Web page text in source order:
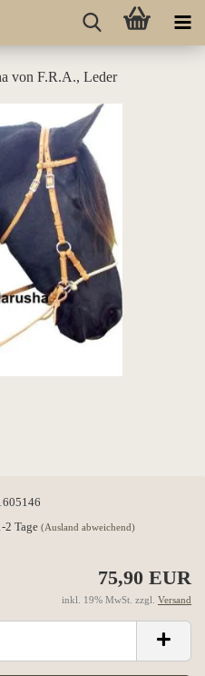
von F.R.A., Leder
2 Tage(Ausland abweichend)
75,90 EUR
inkl. 19% MwSt. zzgl. Versand